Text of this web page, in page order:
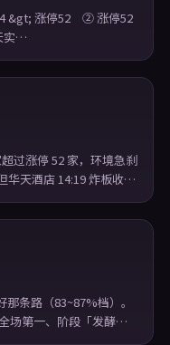
&gt; 涨停52 ② 涨停52
实…
过涨停 52 家，环境急刹
华天酒店 14:19 炸板收…
条路（83~87%档）。
场第一、阶段「发酵…